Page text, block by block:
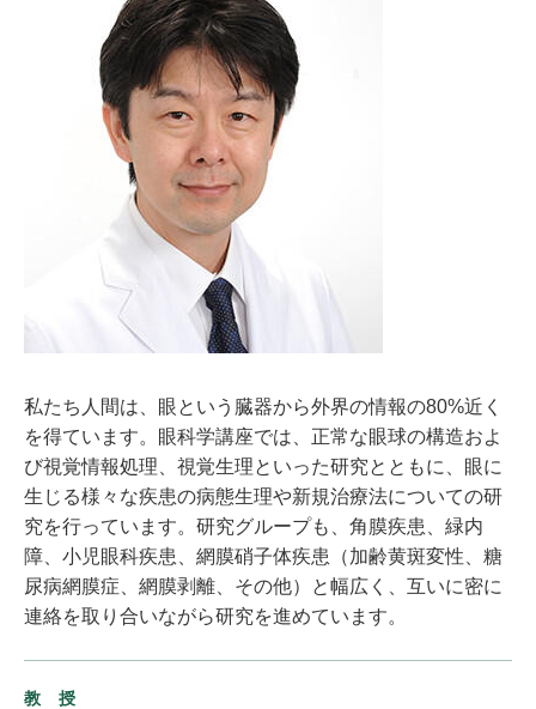
私たち人間は、眼という臓器から外界の情報の80%近く
を得ています。眼科学講座では、正常な眼球の構造およ
び視覚情報処理、視覚生理といった研究とともに、眼に
生じる様々な疾患の病態生理や新規治療法についての研
究を行っています。研究グループも、角膜疾患、緑内
障、小児眼科疾患、網膜硝子体疾患（加齢黄斑変性、糖
尿病網膜症、網膜剥離、その他）と幅広く、互いに密に
連絡を取り合いながら研究を進めています。
教 授